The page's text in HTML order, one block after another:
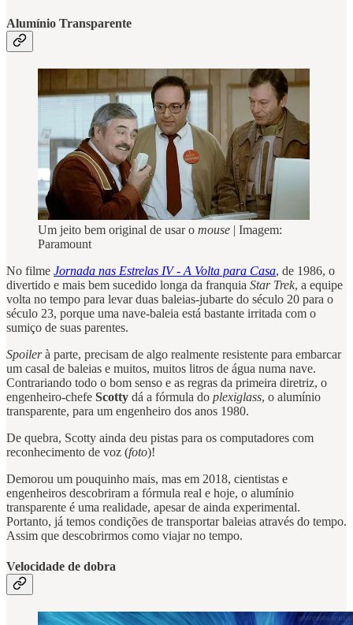
Alumínio Transparente
Um jeito bem original de usar o mouse | Imagem:
Paramount
No filme Jornada nas Estrelas IV - A Volta para Casa, de 1986, o
divertido e mais bem sucedido longa da franquia Star Trek, a equipe
volta no tempo para levar duas baleias-jubarte do século 20 para o
século 23, porque uma nave-baleia está bastante irritada com o
sumiço de suas parentes.
Spoilerà parte, precisam de algo realmente resistente para embarcar
um casal de baleias e muitos, muitos litros de água numa nave.
Contrariando todo o bom senso e as regras da primeira diretriz, o
engenheiro-chefe Scotty dá a fórmula do plexiglass, o alumínio
transparente, para um engenheiro dos anos 1980.
De quebra, Scotty ainda deu pistas para os computadores com
reconhecimento de voz (foto)!
Demorou um pouquinho mais, mas em 2018, cientistas e
engenheiros descobriram a fórmula real e hoje, o alumínio
transparente é uma realidade, apesar de ainda experimental.
Portanto, já temos condições de transportar baleias através do tempo.
Assim que descobrirmos como viajar no tempo.
Velocidade de dobra